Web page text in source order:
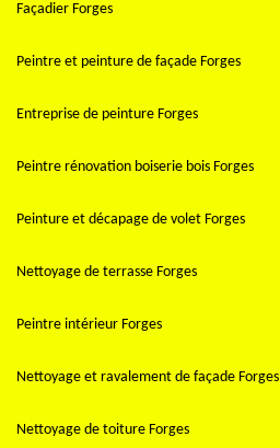
Façadier Forges
Peintre et peinture de façade Forges
Entreprise de peinture Forges
Peintre rénovation boiserie bois Forges
Peinture et décapage de volet Forges
Nettoyage de terrasse Forges
Peintre intérieur Forges
Nettoyage et ravalement de façade Forges
Nettoyage de toiture Forges